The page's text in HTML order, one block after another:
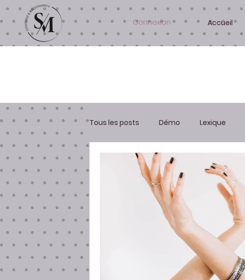
Connexion Accueil
Tous les posts Démo Lexique